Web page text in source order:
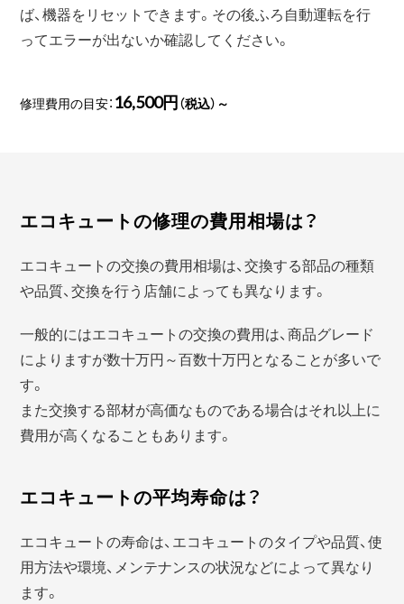
ば、機器をリセットできます。その後ふろ自動運転を行
ってエラーが出ないか確認してください。
修理費用の目安： 16,500円（税込）～
エコキュートの修理の費用相場は？
エコキュートの交換の費用相場は、交換する部品の種類
や品質、交換を行う店舗によっても異なります。
一般的にはエコキュートの交換の費用は、商品グレード
によりますが数十万円～百数十万円となることが多いで
す。
また交換する部材が高価なものである場合はそれ以上に
費用が高くなることもあります。
エコキュートの平均寿命は？
エコキュートの寿命は、エコキュートのタイプや品質、使
用方法や環境、メンテナンスの状況などによって異なり
ます。